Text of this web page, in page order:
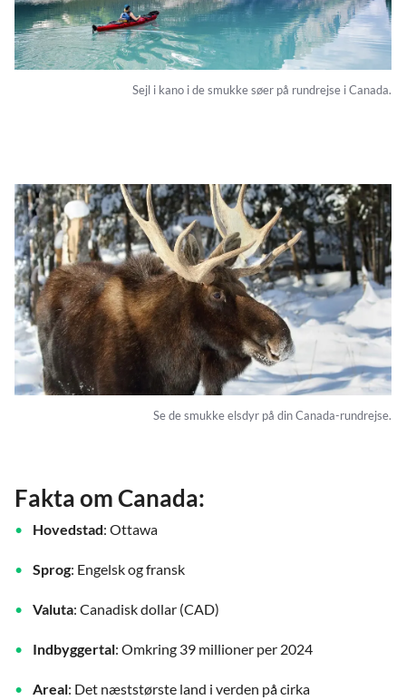
Sejl i kano i de smukke søer på rundrejse i Canada.
Se de smukke elsdyr på din Canada-rundrejse.
Fakta om Canada:
Hovedstad: Ottawa
Sprog: Engelsk og fransk
Valuta: Canadisk dollar (CAD)
Indbyggertal: Omkring 39 millioner per 2024
Areal: Det næststørste land i verden på cirka